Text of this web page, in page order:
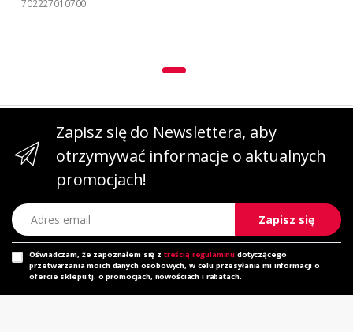
702227010700
Zapisz się do Newslettera, aby
otrzymywać informacje o aktualnych
promocjach!
Adres email
Zapisz się
Oświadczam, że zapoznałem się z treścią regulaminu dotyczącego
przetwarzania moich danych osobowych, w celu przesyłania mi informacji o
ofercie sklepu tj. o promocjach, nowościach i rabatach.